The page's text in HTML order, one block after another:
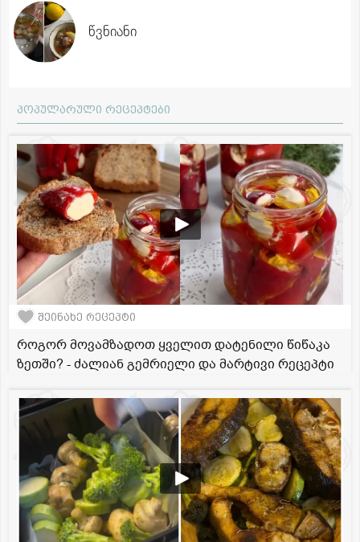
წვნიანი
პოპულარული რეცეპტები
შეინახე რეცეპტი
როგორ მოვამზადოთ ყველით დატენილი წიწაკა
ზეთში? - ძალიან გემრიელი და მარტივი რეცეპტი